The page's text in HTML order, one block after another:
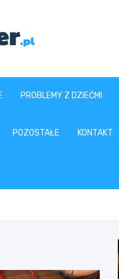
PROBLEMY Z DZIEĆMI
POZOSTAŁE KONTAKT